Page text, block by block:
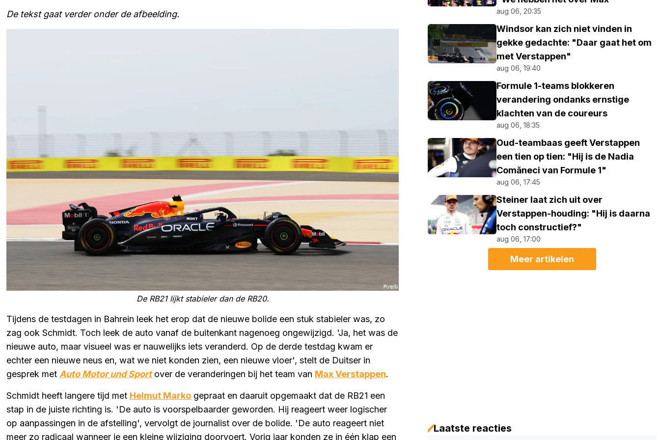
De tekst gaat verder onder de afbeelding.
De RB21 lijkt stabieler dan de RB20.
Tijdens de testdagen in Bahrein leek het erop dat de nieuwe bolide een stuk stabieler was, zo
zag ook Schmidt. Toch leek de auto vanaf de buitenkant nagenoeg ongewijzigd. 'Ja, het was de
nieuwe auto, maar visueel was er nauwelijks iets veranderd. Op de derde testdag kwam er
echter een nieuwe neus en, wat we niet konden zien, een nieuwe vloer', stelt de Duitser in
gesprek met Auto Motor und Sportover de veranderingen bij het team van Max Verstappen.
Schmidt heeft langere tijd met Helmut Marko gepraat en daaruit opgemaakt dat de RB21 een
stap in de juiste richting is. 'De auto is voorspelbaarder geworden. Hij reageert weer logischer
op aanpassingen in de afstelling', vervolgt de journalist over de bolide. 'De auto reageert niet
meer zo radicaal wanneer je een kleine wijziging doorvoert. Vorig jaar konden ze in één klap een
aug 06, 20:35
Windsor kan zich niet vinden in
gekke gedachte: "Daar gaat het om
met Verstappen"
aug 06, 19:40
Formule 1-teams blokkeren
verandering ondanks ernstige
klachten van de coureurs
aug 06, 18:35
Oud-teambaas geeft Verstappen
een tien op tien: "Hij is de Nadia
Comăneci van Formule 1"
aug 06, 17:45
Steiner laat zich uit over
Verstappen-houding: "Hij is daarna
toch constructief?"
aug 06, 17:00
Meer artikelen
Laatste reacties